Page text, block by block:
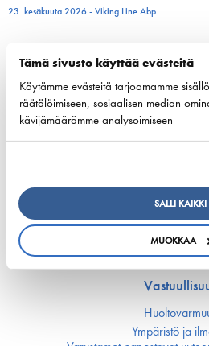
Tämä sivusto käyttää evästeitä
Käytämme evästeitä tarjoamamme
räätälöimiseen, sosiaalisen median
kävijämäärämme analysoimiseen
SALLI KAIKKI
MUOKKAA
23. kesäkuuta 2026 - Viking Line Abp
European shipping and
channel ETS revenues into
22. kesäkuuta 2026 - safety4sea.com
Kansallinen
EU:n
Merenkulun
Ympäristö ja